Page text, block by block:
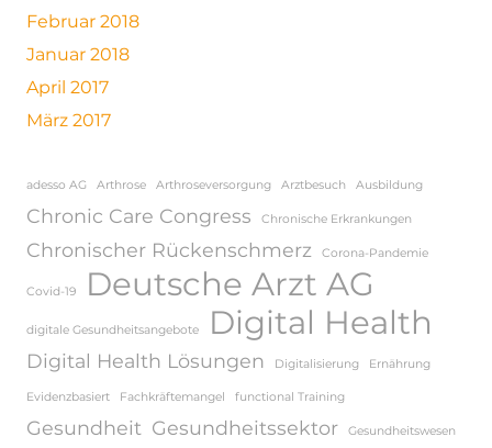
Februar 2018
Januar 2018
April 2017
März 2017
adesso AG Arthrose Arthroseversorgung Arztbesuch Ausbildung
Chronic Care Congress Chronische Erkrankungen
Chronischer Rückenschmerz Corona-Pandemie
Covid-19 Deutsche Arzt AG
digitale Gesundheitsangebote Digital Health
Digital Health Lösungen Digitalisierung Ernährung
Evidenzbasiert Fachkräftemangel functional Training
Gesundheit Gesundheitssektor Gesundheitswesen